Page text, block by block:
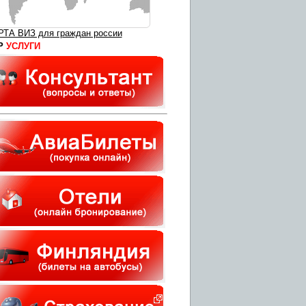
ВИЗ для граждан россии
УСЛУГИ